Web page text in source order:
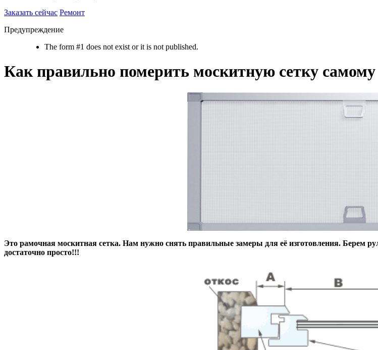
Заказать сейчас Ремонт
Предупреждение
The form #1 does not exist or it is not published.
Как правильно померить москитную сетку самому
Это рамочная москитная сетка. Нам нужно снять правильные замеры для её изготовления. Берем
достаточно просто!!!